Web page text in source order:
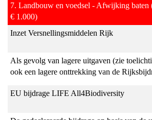
7. Landbouw en voedsel - Afwijking baten
€ 1.000)
Inzet Versnellingsmiddelen Rijk
Als gevolg van lagere uitgaven (zie
ook een lagere onttrekking van de
EU bijdrage LIFE All4Biodiversity